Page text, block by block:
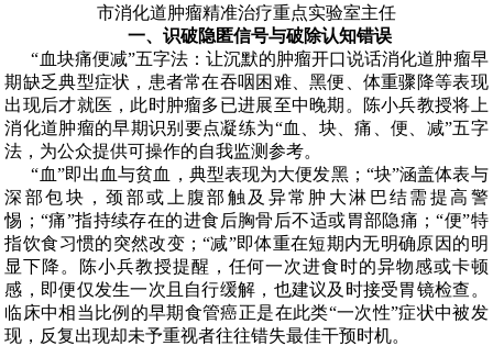
市消化道肿瘤精准治疗重点实验室主任
一、识破隐匿信号与破除认知错误
“血块痛便减”五字法：让沉默的肿瘤开口说话消化道肿瘤早
期缺乏典型症状，患者常在吞咽困难、黑便、体重骤降等表现
出现后才就医，此时肿瘤多已进展至中晚期。陈小兵教授将上
消化道肿瘤的早期识别要点凝练为“血、块、痛、便、减”五字
法，为公众提供可操作的自我监测参考。
“血”即出血与贫血，典型表现为大便发黑； “块”涵盖体表与
深部包块，颈部或上腹部触及异常肿大淋巴结需提高警
惕； “痛”指持续存在的进食后胸骨后不适或胃部隐痛；“便”特
指饮食习惯的突然改变； “减”即体重在短期内无明确原因的明
显下降。陈小兵教授提醒， 任何一次进食时的异物感或卡顿
感，即便仅发生一次且自行缓解，也建议及时接受胃镜检查 。
临床中相当比例的早期食管癌正是在此类“一次性”症状中被发
现，反复出现却未予重视者往往错失最佳干预时机。